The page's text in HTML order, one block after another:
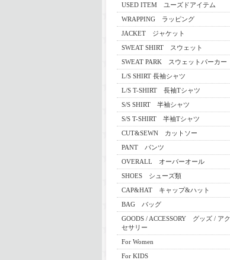
USED ITEM ユーズドアイテム
WRAPPING ラッピング
JACKET ジャケット
SWEAT SHIRT スウェット
SWEAT PARK スウェットパーカー
L/S SHIRT 長袖シャツ
L/S T-SHIRT 長袖Tシャツ
S/S SHIRT 半袖シャツ
S/S T-SHIRT 半袖Tシャツ
CUT&SEWN カットソー
PANT パンツ
OVERALL オーバーオール
SHOES シューズ類
CAP&HAT キャップ&ハット
BAG バッグ
GOODS / ACCESSORY グッズ / アク
セサリー
For Women
For KIDS